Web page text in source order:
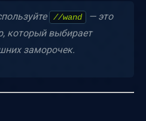
//wand
— это
который выбирает
заморочек.